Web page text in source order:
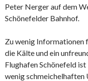
Peter Nerger auf dem
Schönefelder Bahnhof.
Zu wenig Informationen
die Kälte und ein
Flughafen Schönefeld
wenig